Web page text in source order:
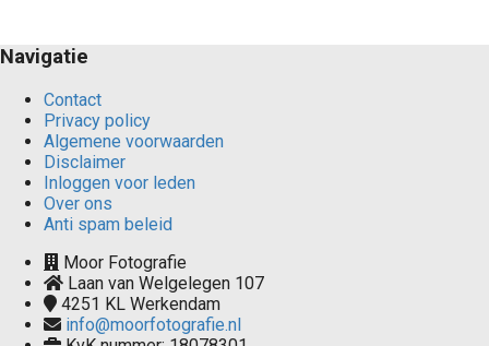
Navigatie
Contact
Privacy policy
Algemene voorwaarden
Disclaimer
Inloggen voor leden
Over ons
Anti spam beleid
Moor Fotografie
Laan van Welgelegen 107
4251 KL Werkendam
info@moorfotografie.nl